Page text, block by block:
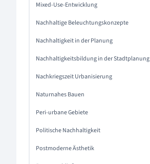
Mixed-Use-Entwicklung
Nachhaltige Beleuchtungskonzepte
Nachhaltigkeit in der Planung
Nachhaltigkeitsbildung in der Stadtplanung
Nachkriegszeit Urbanisierung
Naturnahes Bauen
Peri-urbane Gebiete
Politische Nachhaltigkeit
Postmoderne Ästhetik